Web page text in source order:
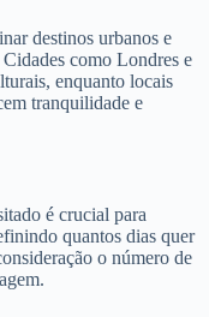
destinos urbanos e
como Londres e
enquanto locais
tranquilidade e
é crucial para
quantos dias quer
o número de